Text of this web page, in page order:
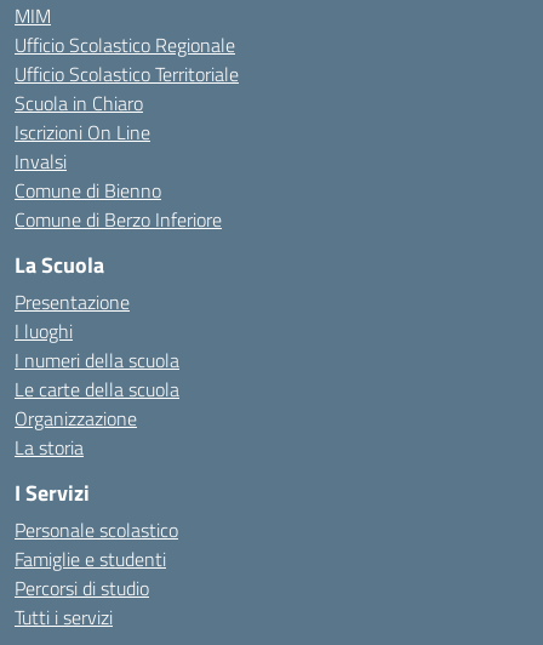
MIM
Ufficio Scolastico Regionale
Ufficio Scolastico Territoriale
Scuola in Chiaro
Iscrizioni On Line
Invalsi
Comune di Bienno
Comune di Berzo Inferiore
La Scuola
Presentazione
I luoghi
I numeri della scuola
Le carte della scuola
Organizzazione
La storia
I Servizi
Personale scolastico
Famiglie e studenti
Percorsi di studio
Tutti i servizi